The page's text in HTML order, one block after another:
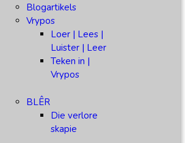
Blogartikels
Vrypos
Loer | Lees |
Luister | Leer
Teken in |
Vrypos
BLÊR
Die verlore
skapie